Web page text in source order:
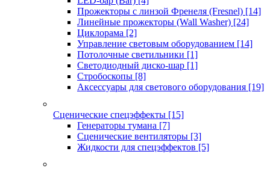
Прожекторы с линзой Френеля (Fresnel) [14]
Линейные прожекторы (Wall Washer) [24]
Циклорама [2]
Управление световым оборудованием [14]
Потолочные светильники [1]
Светодиодный диско-шар [1]
Стробоскопы [8]
Аксессуары для светового оборудования [19]
Сценические спецэффекты [15]
Генераторы тумана [7]
Сценические вентиляторы [3]
Жидкости для спецэффектов [5]